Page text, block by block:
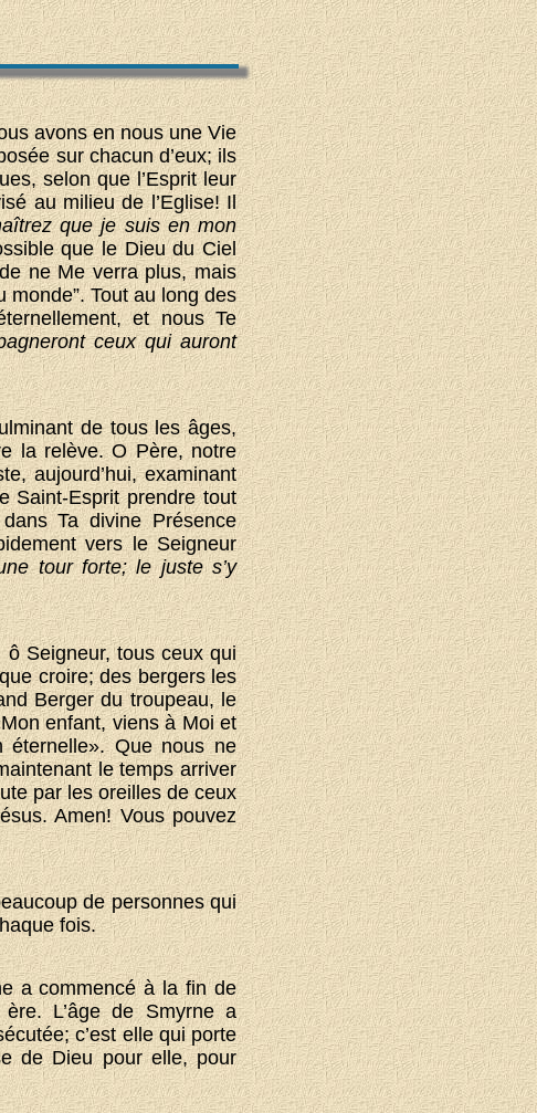
avons en nous une Vie
sur chacun d’eux; ils
selon que l’Esprit leur
au milieu de l’Eglise! Il
que je suis en mon
que le Dieu du Ciel
ne Me verra plus, mais
Tout au long des
et nous Te
ceux qui auront
de tous les âges,
la relève. O Père, notre
aujourd’hui, examinant
Saint-Esprit prendre tout
Ta divine Présence
vers le Seigneur
tour forte; le juste s’y
Seigneur, tous ceux qui
croire; des bergers les
Berger du troupeau, le
enfant, viens à Moi et
Que nous ne
le temps arriver
par les oreilles de ceux
Amen! Vous pouvez
de personnes qui
fois.
a commencé à la fin de
ère. L’âge de Smyrne a
c’est elle qui porte
de Dieu pour elle, pour